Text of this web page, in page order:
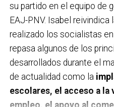
su partido en el equipo de
EAJ-PNV. Isabel reivindica
realizado los socialistas
repasa algunos de los
desarrollados durante el
de actualidad como la
escolares, el acceso a
empleo, el apoyo al